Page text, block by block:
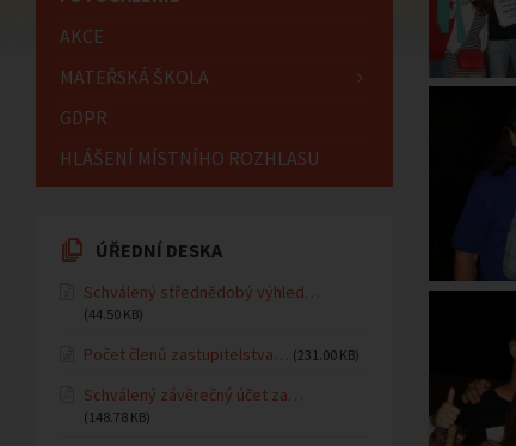
AKCE
MATEŘSKÁ ŠKOLA
GDPR
HLÁŠENÍ MÍSTNÍHO ROZHLASU
ÚŘEDNÍ DESKA
Schválený střednědobý výhled…
(44.50 KB)
Počet členů zastupitelstva… (231.00 KB)
Schválený závěrečný účet za…
(148.78 KB)